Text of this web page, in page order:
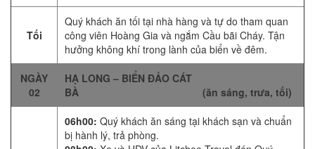
Tối
Quý khách ăn tối tại nhà hàng và tự do tham quan
công viên Hoàng Gia và ngắm Cầu bãi Cháy. Tận
hưởng không khí trong lành của biển về đêm.
NGÀY
02
HẠ LONG – BIỂN ĐẢO CÁT
BÀ (ăn sáng, trưa, tối)
06h00: Quý khách ăn sáng tại khách sạn và chuẩn
bị hành lý, trả phòng.